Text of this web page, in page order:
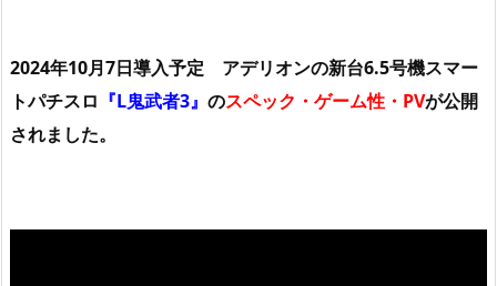
2024年10月7日導入予定 アデリオンの新台6.5号機スマー
トパチスロ 『L鬼武者3』 のスペック・ゲーム性・PVが公開
されました。